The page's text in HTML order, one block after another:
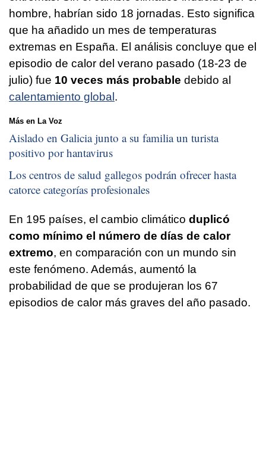
hombre, habrían sido 18 jornadas. Esto significa
que ha añadido un mes de temperaturas
extremas en España. El análisis concluye que el
episodio de calor del verano pasado (18-23 de
julio) fue 10 veces más probable debido al
calentamiento global .
Más en La Voz
Aislado en Galicia junto a su familia un turista
positivo por hantavirus
Los centros de salud gallegos podrán ofrecer hasta
catorce categorías profesionales
En 195 países, el cambio climático duplicó
como mínimo el número de días de calor
extremo, en comparación con un mundo sin
este fenómeno. Además, aumentó la
probabilidad de que se produjeran los 67
episodios de calor más graves del año pasado.